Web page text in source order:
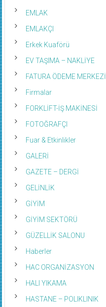
EMLAK
EMLAKÇI
Erkek Kuaförü
EV TAŞIMA – NAKLİYE
FATURA ÖDEME MERKEZİ
Firmalar
FORKLİFT-İŞ MAKİNESİ
FOTOĞRAFÇI
Fuar & Etkinlikler
GALERİ
GAZETE – DERGİ
GELİNLİK
GİYİM
GİYİM SEKTÖRÜ
GÜZELLİK SALONU
Haberler
HAC ORGANİZASYON
HALI YIKAMA
HASTANE – POLIKLINIK